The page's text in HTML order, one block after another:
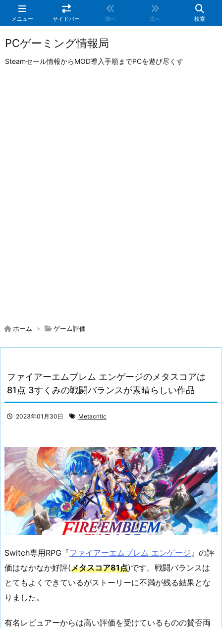
メニュー サイドバー 前へ 次へ 検索
PCゲーミング情報局
Steamセール情報からMOD導入手順までPCを遊び尽くす
ホーム > ゲーム評価
ファイアーエムブレム エンゲージのメタスコアは
81点 3すくみの戦闘バランスが素晴らしい作品
2023年01月30日 Metacritic
Switch専用RPG『ファイアーエムブレム エンゲージ 』の評
価はなかなか好評(メタスコア81点)です。戦闘バランスは
とてもよくできているがストーリーに不満が残る結果とな
りました。
有名レビュアーからは高い評価を受けているものの賛否両